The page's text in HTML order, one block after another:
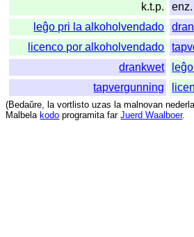
k.t.p.
enz.
leĝo pri la alkoholvendado
licenco por alkoholvendado
drankwet
tapvergunning
(Bedaŭre, la vortlisto uzas la malnovan
Malbela kodo programita far Juerd Waalboer.